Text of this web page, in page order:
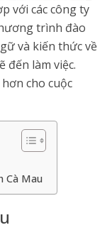
với các công ty
trình đào
và kiến thức về
đến làm việc.
cho cuộc
Cà Mau